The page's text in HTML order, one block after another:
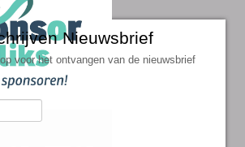
Nieuwsbrief
voor het ontvangen van de nieuwsbrief